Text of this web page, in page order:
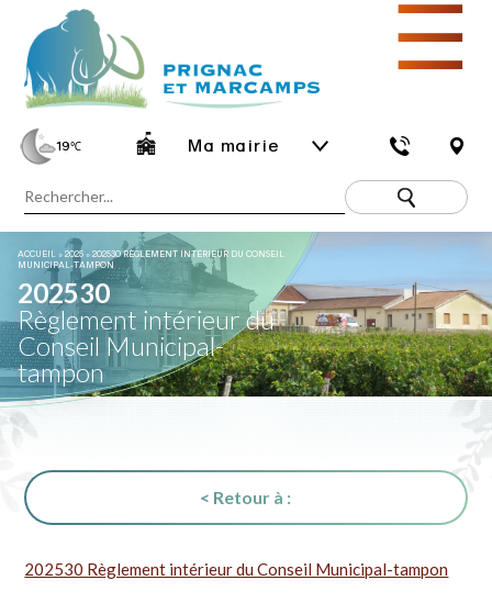
19℃ Ma mairie
☰
ACCUEIL »2025 »202530 RÈGLEMENT INTÉRIEUR DU CONSEIL
MUNICIPAL-TAMPON
202530
Règlement intérieur du
Conseil Municipal-
tampon
< Retour à :
202530 Règlement intérieur du Conseil Municipal-tampon